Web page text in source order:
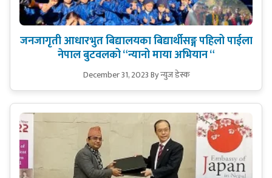
जनजागृती आधारभुत बिद्यालयका बिद्यार्थीसङ्ग पहिलो पाईला
नेपाल बुटवलको “न्यानो माया अभियान “
December 31, 2023By न्युज डेस्क